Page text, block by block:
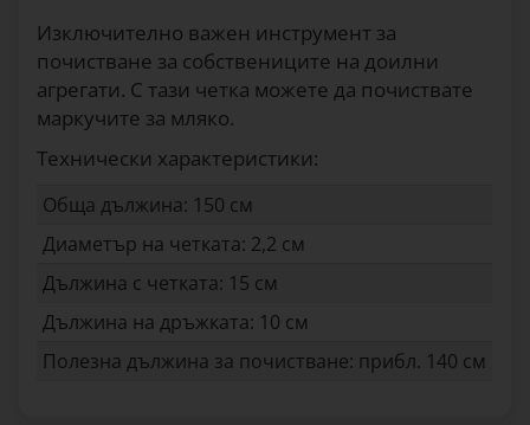
Изключително важен инструмент за
почистване за собствениците на доилни
агрегати. С тази четка можете да почиствате
маркучите за мляко.
Технически характеристики:
Обща дължина: 150 см
Диаметър на четката: 2,2 см
Дължина с четката: 15 см
Дължина на дръжката: 10 см
Полезна дължина за почистване: прибл. 140 см